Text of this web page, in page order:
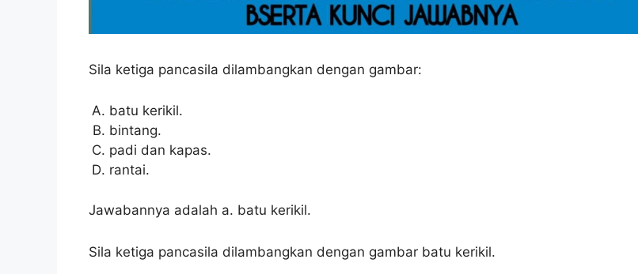
Sila ketiga pancasila dilambangkan dengan gambar:
batu kerikil.
bintang.
padi dan kapas.
rantai.
Jawabannya adalah a. batu kerikil.
Sila ketiga pancasila dilambangkan dengan gambar batu kerikil.